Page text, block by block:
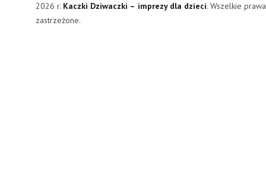
2026 r. Kaczki Dziwaczki – imprezy dla dzieci. Wszelkie prawa
zastrzeżone.